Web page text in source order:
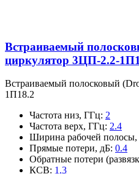
Встраиваемый
циркулятор 3ЦП-2.2-
Встраиваемый полосковый
1П18.2
Частота низ, ГГц: 2
Частота верх, ГГц: 2.4
Ширина рабочей полосы,
Прямые потери, дБ: 0.4
Обратные потери
КСВ: 1.3